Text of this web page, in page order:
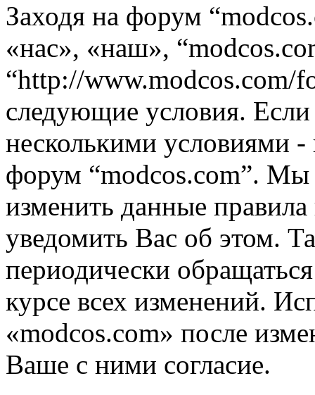
Заходя на форум
«нас», «наш»,
“http://www.modcos.com/
следующие условия.
несколькими условиями -
форум “modcos.com”. Мы
изменить данные
уведомить Вас об этом.
периодически
курсе всех изменений.
«modcos.com» после
Ваше с ними согласие.